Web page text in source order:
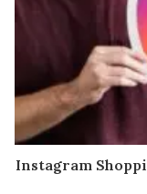
Instagram